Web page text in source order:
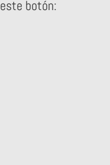
este botón: